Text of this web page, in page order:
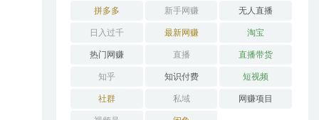
拼多多 新手网赚 无人直播
日入过千 最新网赚 淘宝
热门网赚 直播 直播带货
知乎 知识付费 短视频
社群 私域 网赚项目